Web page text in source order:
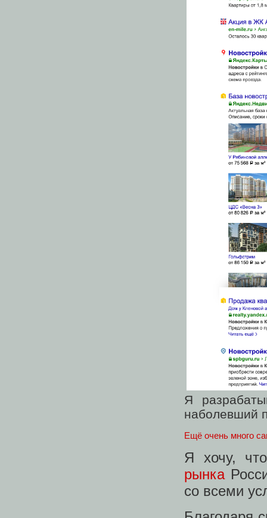
Я
наболевший
Ещё очень много
Я хочу,
рынка
со всеми